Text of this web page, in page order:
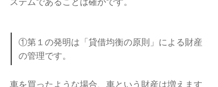
ステムであることは確かです。
①第１の発明は「貸借均衡の原則」による財産
の管理です。
車を買ったような場合、車という財産は増えます